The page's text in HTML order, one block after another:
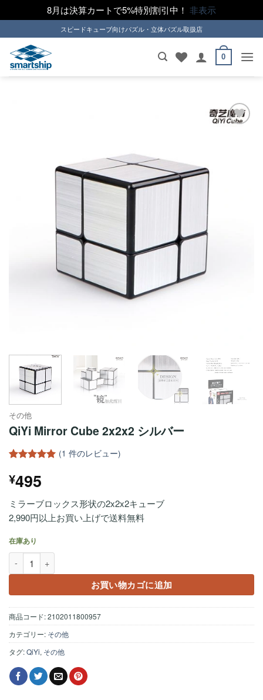
8月は決算カートで5%特別割引中！ 非表示
to
content
スピードキューブ向けパズル・立体パズル取扱店
0
その他
QiYi Mirror Cube 2x2x2 シルバー
評価に基づ
く5段階評
5点
(1 件のレビュー)
¥495
ミラーブロックス形状の2x2x2キューブ
2,990円以上お買い上げで送料無料
在庫あり
お買い物カゴに追加
商品コード:2102011800957
カテゴリー: その他
タグ:QiYi, その他